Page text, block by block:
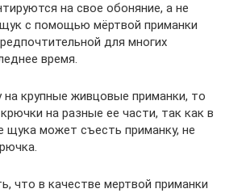
на свое обоняние, а не
с помощью мёртвой приманки
для многих
время.
на крупные живцовые приманки, то
на разные ее части, так как в
щука может съесть приманку, не
что в качестве мертвой приманки